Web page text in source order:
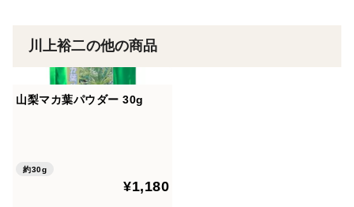
・肝機能改善
・うつ病の改善
・性機能改善
・抗酸化作用によるアンチエイジング 等です
川上裕二の他の商品
山梨マカ葉パウダー 30g
約30g
¥1,180